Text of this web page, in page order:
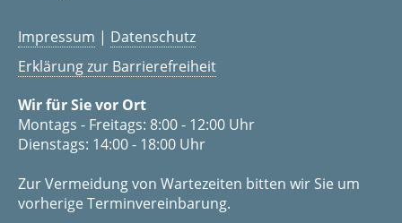
Impressum | Datenschutz
Erklärung zur Barrierefreiheit
Wir für Sie vor Ort
Montags - Freitags: 8:00 - 12:00 Uhr
Dienstags: 14:00 - 18:00 Uhr
Zur Vermeidung von Wartezeiten bitten wir Sie um
vorherige Terminvereinbarung.